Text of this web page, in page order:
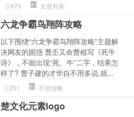
673 文章列表
六龙争霸鸟翔阵攻略
以下围绕“六龙争霸鸟翔阵攻略”主题解
决网友的困惑 曹丕又命曹植写《死牛
诗》，不能出现“死、牛”二字，结果怎
样了? 曹子建的才华自不用多说,就...
201 手游攻略
楚文化元素logo